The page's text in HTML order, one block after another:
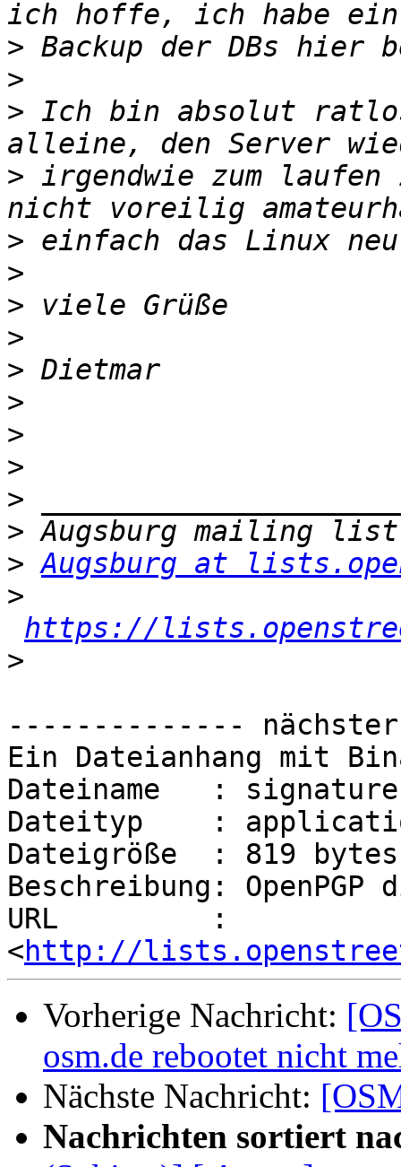
>
>
> Ich bin absolut
> irgendwie zum
>
>
>
>
>
>
>
>
>
>
> Augsburg at
>
https://
>
--------------
Ein Dateianhang mit
Dateiname   :
Dateityp    :
Dateigröße  : 819 bytes
Beschreibung:
URL         :
<http://
Vorherige Nachricht:
osm.de rebootet nicht
Nächste Nachricht:
Nachrichten sortiert